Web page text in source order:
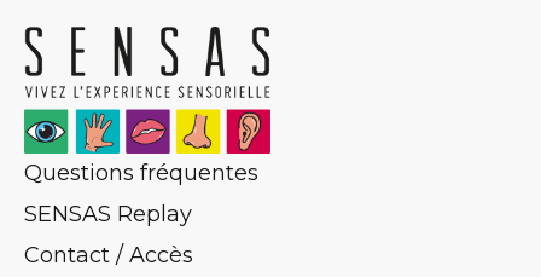
Questions fréquentes
SENSAS Replay
Contact / Accès